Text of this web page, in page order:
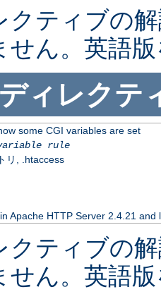
クティブの
せん。英語
ディレクテ
some CGI variables are set
rule
リ, .htaccess
Apache HTTP Server 2.4.21 and
クティブの
せん。英語